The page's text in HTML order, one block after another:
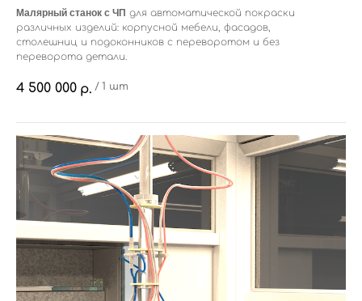
Малярный станок с ЧП для автоматической покраски
различных изделий: корпусной мебели, фасадов,
столешниц и подоконников с переворотом и без
переворота детали.
4 500 000 р. / 1 шт